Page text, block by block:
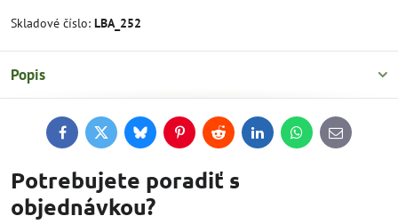
Skladové číslo: LBA_252
Popis
FacebookTwitterBlueskyPinterestReddit LinkedInWhatsApp
E-
mail
Potrebujete poradiť s
objednávkou?